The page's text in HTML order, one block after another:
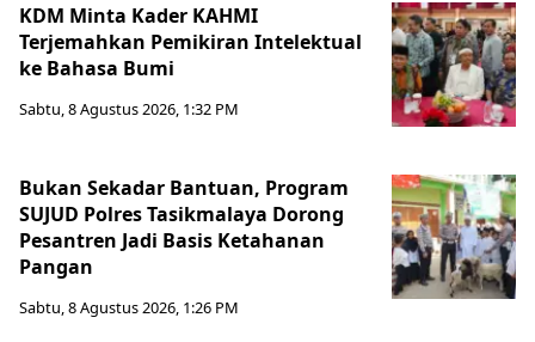
KDM Minta Kader KAHMI
Terjemahkan Pemikiran Intelektual
ke Bahasa Bumi
Sabtu, 8 Agustus 2026, 1:32 PM
Bukan Sekadar Bantuan, Program
SUJUD Polres Tasikmalaya Dorong
Pesantren Jadi Basis Ketahanan
Pangan
Sabtu, 8 Agustus 2026, 1:26 PM